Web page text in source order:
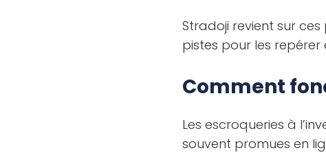
Stradoji revient sur
pistes pour les repérer
Comment
Les escroqueries à
souvent promues en